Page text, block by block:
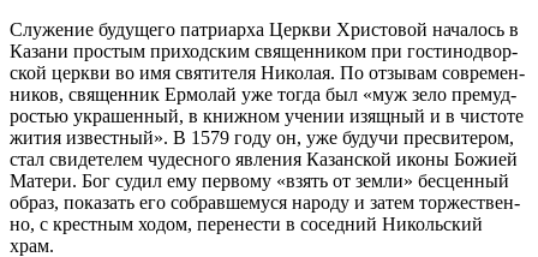
Слу­же­ние бу­ду­ще­го пат­ри­ар­ха Церк­ви Хри­сто­вой на­ча­лось в
Ка­за­ни про­стым при­ход­ским свя­щен­ни­ком при го­сти­но­двор­
ской церк­ви во имя свя­ти­те­ля Ни­ко­лая. По от­зы­вам совре­мен­
ни­ков, свя­щен­ник Ер­мо­лай уже то­гда был «муж зе­ло пре­муд­
ро­стью укра­шен­ный, в книж­ном уче­нии изящ­ный и в чи­сто­те
жи­тия из­вест­ный». В 1579 го­ду он, уже бу­дучи пре­сви­те­ром,
стал сви­де­те­лем чу­дес­но­го яв­ле­ния Ка­зан­ской ико­ны Бо­жи­ей
Ма­те­ри. Бог су­дил ему пер­во­му «взять от зем­ли» бес­цен­ный
об­раз, по­ка­зать его со­брав­ше­му­ся на­ро­ду и за­тем тор­же­ствен­
но, с крест­ным хо­дом, пе­ре­не­сти в со­сед­ний Ни­коль­ский
храм.